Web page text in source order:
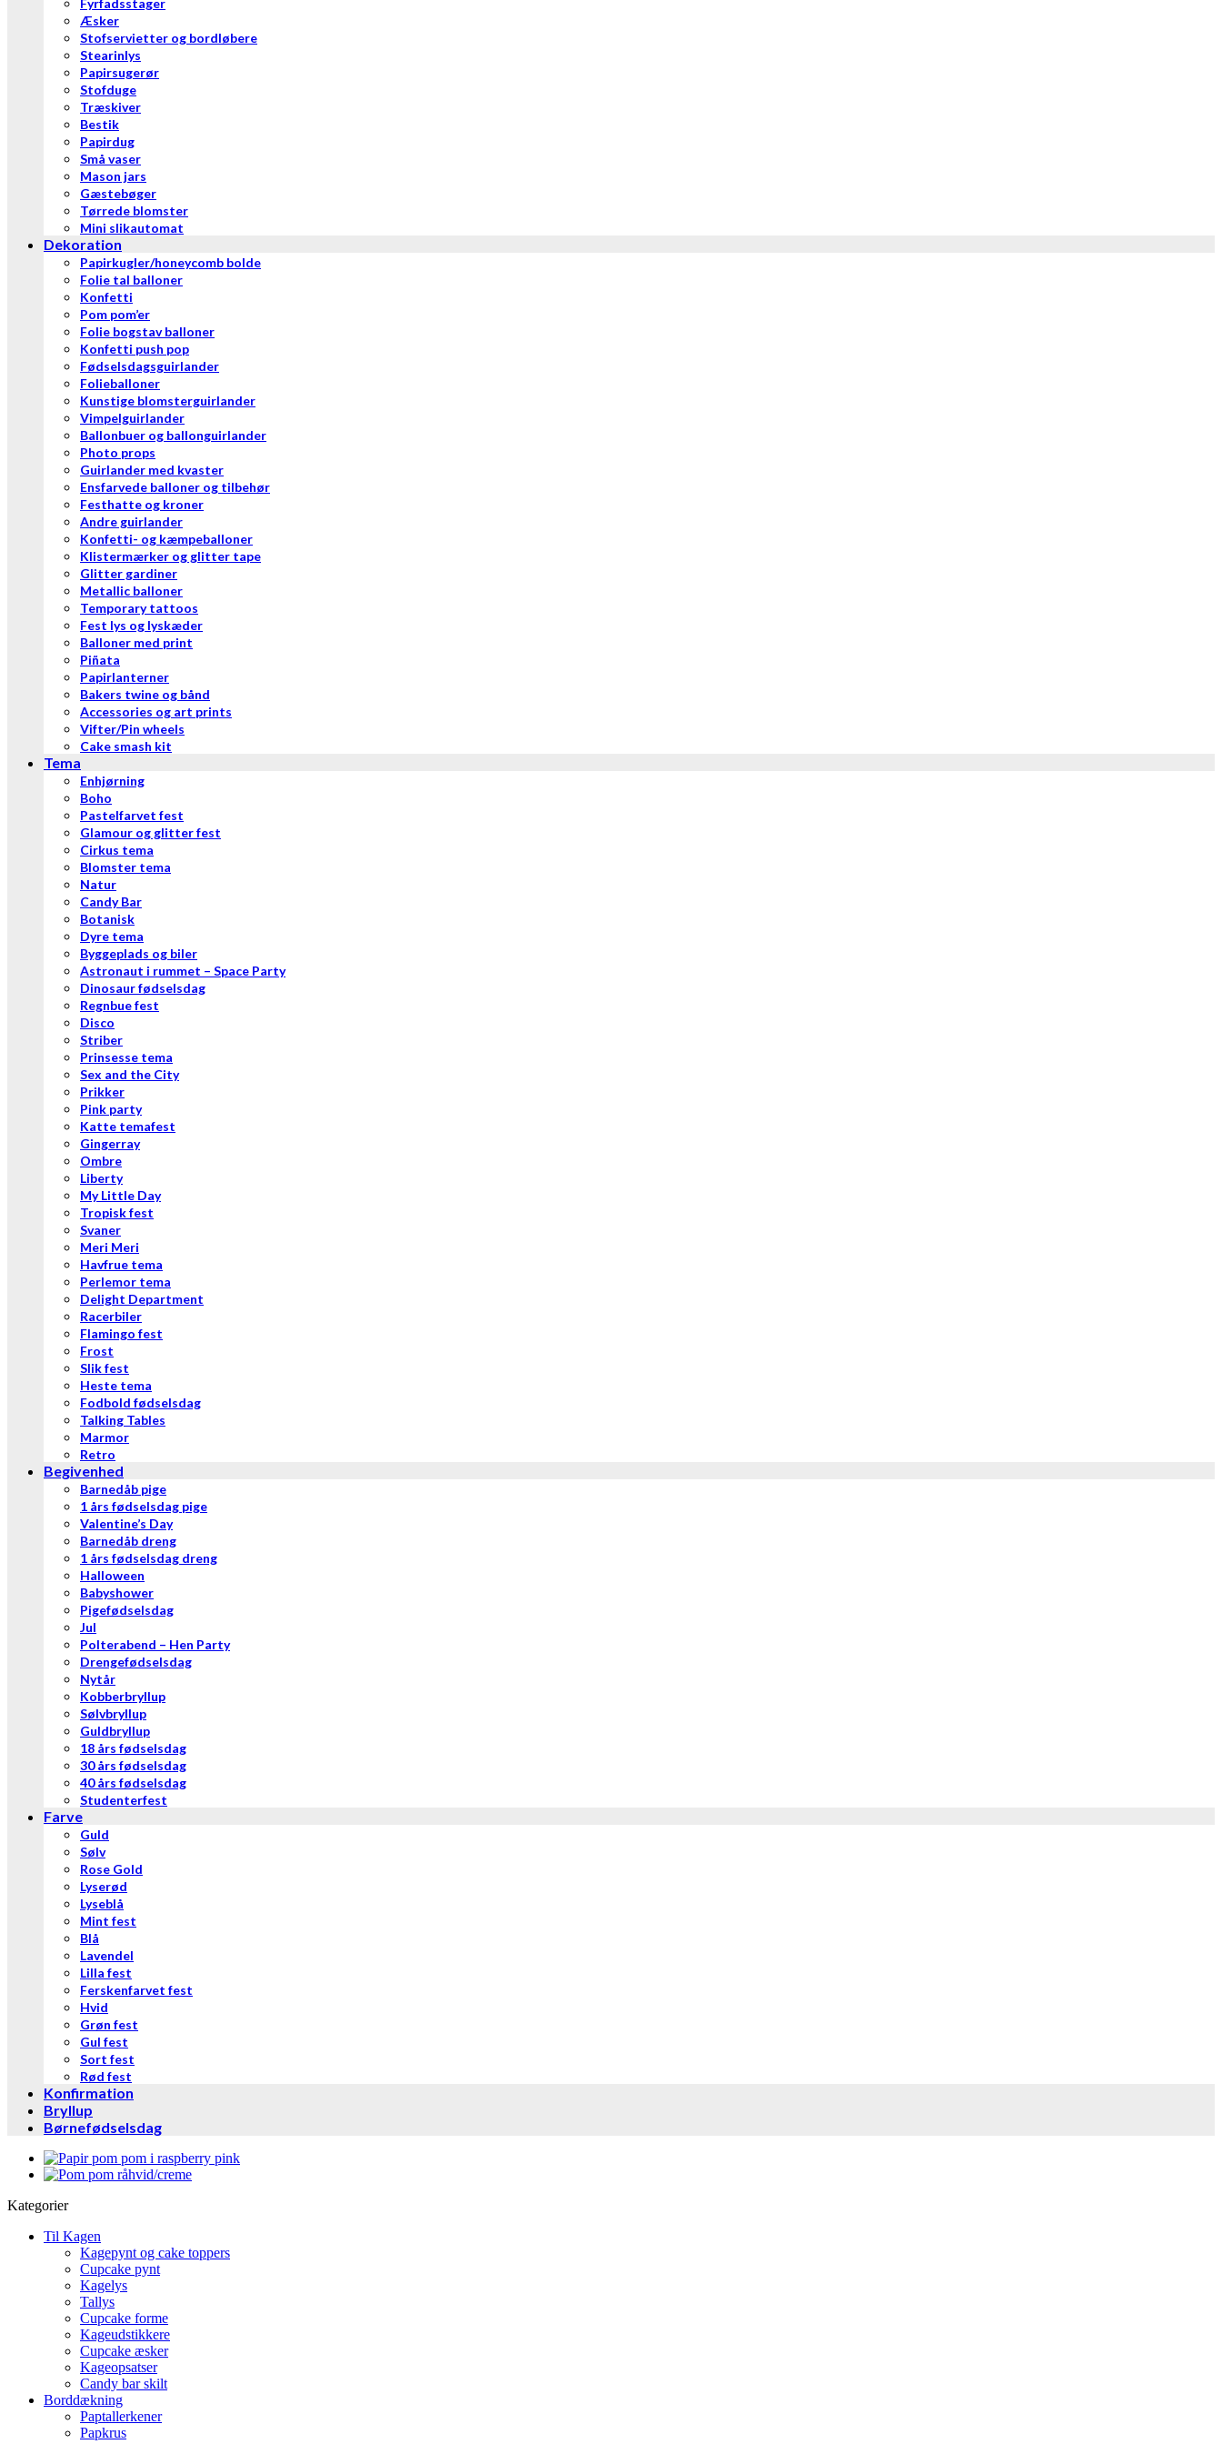
Fyrfadsstager
Æsker
Stofservietter og bordløbere
Stearinlys
Papirsugerør
Stofduge
Træskiver
Bestik
Papirdug
Små vaser
Mason jars
Gæstebøger
Tørrede blomster
Mini slikautomat
Dekoration
Papirkugler/honeycomb bolde
Folie tal balloner
Konfetti
Pom pom’er
Folie bogstav balloner
Konfetti push pop
Fødselsdagsguirlander
Folieballoner
Kunstige blomsterguirlander
Vimpelguirlander
Ballonbuer og ballonguirlander
Photo props
Guirlander med kvaster
Ensfarvede balloner og tilbehør
Festhatte og kroner
Andre guirlander
Konfetti- og kæmpeballoner
Klistermærker og glitter tape
Glitter gardiner
Metallic balloner
Temporary tattoos
Fest lys og lyskæder
Balloner med print
Piñata
Papirlanterner
Bakers twine og bånd
Accessories og art prints
Vifter/Pin wheels
Cake smash kit
Tema
Enhjørning
Boho
Pastelfarvet fest
Glamour og glitter fest
Cirkus tema
Blomster tema
Natur
Candy Bar
Botanisk
Dyre tema
Byggeplads og biler
Astronaut i rummet – Space Party
Dinosaur fødselsdag
Regnbue fest
Disco
Striber
Prinsesse tema
Sex and the City
Prikker
Pink party
Katte temafest
Gingerray
Ombre
Liberty
My Little Day
Tropisk fest
Svaner
Meri Meri
Havfrue tema
Perlemor tema
Delight Department
Racerbiler
Flamingo fest
Frost
Slik fest
Heste tema
Fodbold fødselsdag
Talking Tables
Marmor
Retro
Begivenhed
Barnedåb pige
1 års fødselsdag pige
Valentine’s Day
Barnedåb dreng
1 års fødselsdag dreng
Halloween
Babyshower
Pigefødselsdag
Jul
Polterabend – Hen Party
Drengefødselsdag
Nytår
Kobberbryllup
Sølvbryllup
Guldbryllup
18 års fødselsdag
30 års fødselsdag
40 års fødselsdag
Studenterfest
Farve
Guld
Sølv
Rose Gold
Lyserød
Lyseblå
Mint fest
Blå
Lavendel
Lilla fest
Ferskenfarvet fest
Hvid
Grøn fest
Gul fest
Sort fest
Rød fest
Konfirmation
Bryllup
Børnefødselsdag
Kategorier
Til Kagen
Kagepynt og cake toppers
Cupcake pynt
Kagelys
Tallys
Cupcake forme
Kageudstikkere
Cupcake æsker
Kageopsatser
Candy bar skilt
Borddækning
Paptallerkener
Papkrus